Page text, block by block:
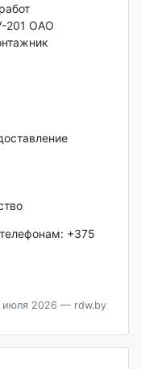
201 ОАО
+375
июля 2026 — rdw.by